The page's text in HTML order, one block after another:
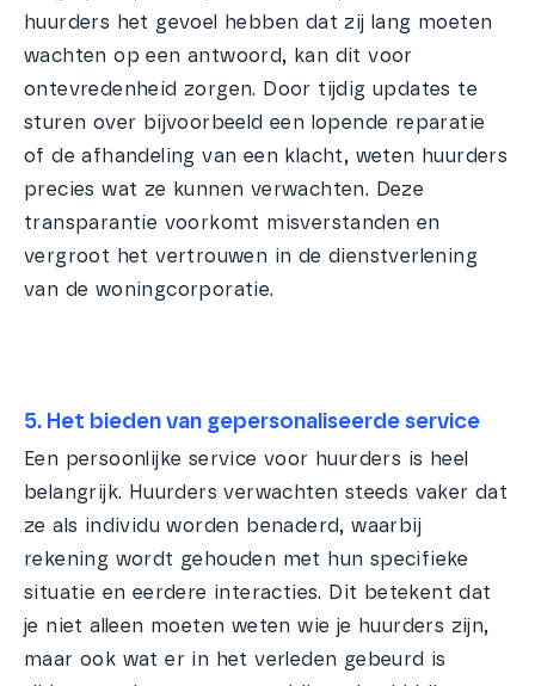
huurders het gevoel hebben dat zij lang moeten
wachten op een antwoord, kan dit voor
ontevredenheid zorgen. Door tijdig updates te
sturen over bijvoorbeeld een lopende reparatie
of de afhandeling van een klacht, weten huurders
precies wat ze kunnen verwachten. Deze
transparantie voorkomt misverstanden en
vergroot het vertrouwen in de dienstverlening
van de woningcorporatie.
5. Het bieden van gepersonaliseerde service
Een persoonlijke service voor huurders is heel
belangrijk. Huurders verwachten steeds vaker dat
ze als individu worden benaderd, waarbij
rekening wordt gehouden met hun specifieke
situatie en eerdere interacties. Dit betekent dat
je niet alleen moeten weten wie je huurders zijn,
maar ook wat er in het verleden gebeurd is